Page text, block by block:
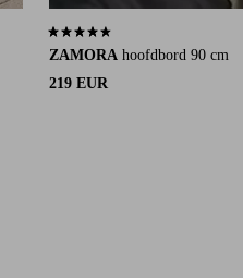
ZAMORA hoofdbord 90 cm
219 EUR
4,7 op basis van 6 beoordelingen